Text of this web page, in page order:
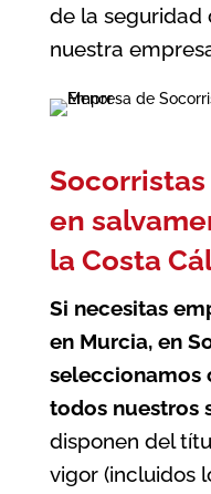
de la seguridad
nuestra
en
la Costa
Si necesitas
en Murcia, en
seleccionamos
todos nuestros
disponen del
vigor (incluidos